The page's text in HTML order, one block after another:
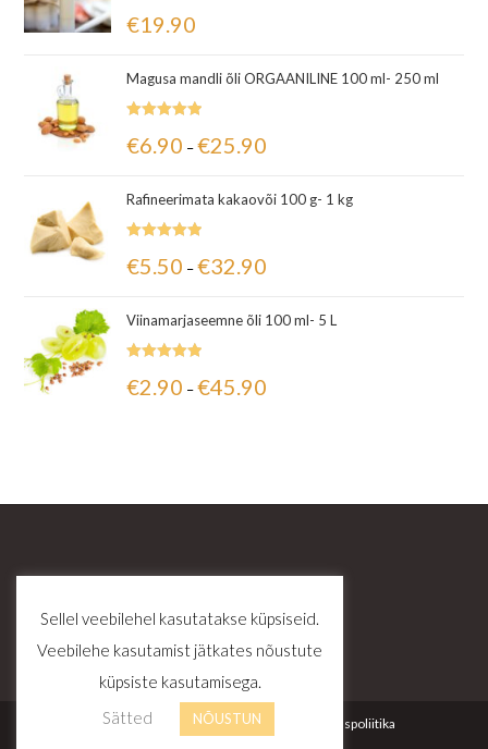
5.00 / 5
€19.90
Magusa mandli õli ORGAANILINE 100 ml- 250 ml
5.00/ 5
€6.90 – €25.90
Rafineerimata kakaovõi 100 g- 1 kg
5.00 / 5
€5.50 – €32.90
Viinamarjaseemne õli 100 ml- 5 L
5.00 / 5
€2.90 – €45.90
Kontakt Tellimustingimused Privaatsuspoliitika
Sellel veebilehel kasutatakse küpsiseid.
Veebilehe kasutamist jätkates nõustute
küpsiste kasutamisega.
Sätted
NÕUSTUN